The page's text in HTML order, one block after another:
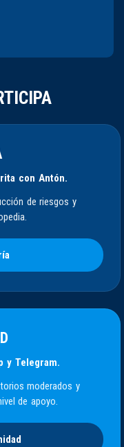
con Antón.
de riesgos y
y Telegram.
moderados y
de apoyo.